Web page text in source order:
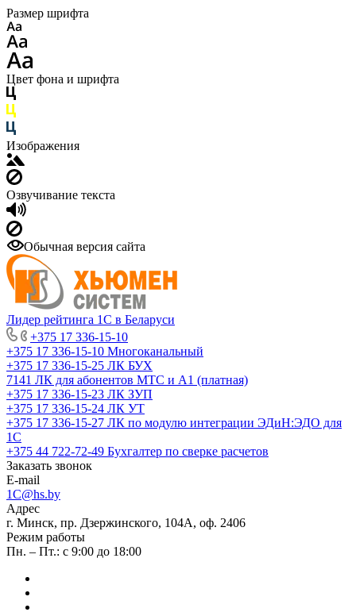
Размер шрифта
Цвет фона и шрифта
Изображения
Озвучивание текста
Обычная версия сайта
Лидер рейтинга 1С в Беларуси
+375 17 336-15-10
+375 17 336-15-10 Многоканальный
+375 17 336-15-25 ЛК БУХ
7141 ЛК для абонентов МТС и А1 (платная)
+375 17 336-15-23 ЛК ЗУП
+375 17 336-15-24 ЛК УТ
+375 17 336-15-27 ЛК по модулю интеграции ЭДиН:ЭДО для
1С
+375 44 722-72-49 Бухгалтер по сверке расчетов
Заказать звонок
E-mail
1C@hs.by
Адрес
г. Минск, пр. Дзержинского, 104А, оф. 2406
Режим работы
Пн. – Пт.: с 9:00 до 18:00